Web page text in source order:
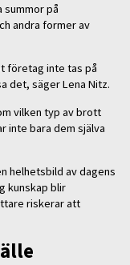
summor på
andra former av
företag inte tas på
det, säger Lena Nitz.
vilken typ av brott
inte bara dem själva
helhetsbild av dagens
kunskap blir
riskerar att